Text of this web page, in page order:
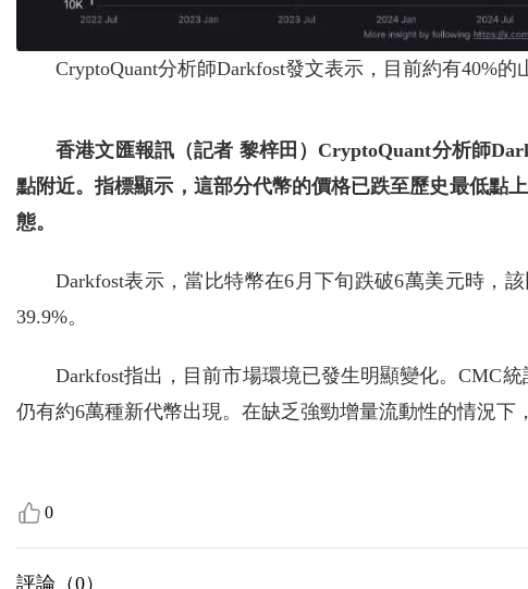
CryptoQuant分析師Darkfost發文表示，目前約有40%的
香港文匯報訊（記者 黎梓田）CryptoQuant分析師
點附近。指標顯示，這部分代幣的價格已跌至歷史最低點
態。
Darkfost表示，當比特幣在6月下旬跌破6萬美元時，
39.9%。
Darkfost指出，目前市場環境已發生明顯變化。CMC
仍有約6萬種新代幣出現。在缺乏強勁增量流動性的情況下
0
評論（0）